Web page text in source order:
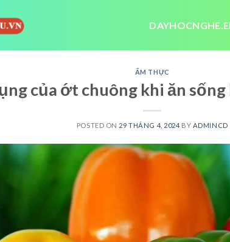
ẨM THỰC
của ớt chuông khi ăn
POSTED ON 29 THÁNG 4, 2024 BY ADMINCD